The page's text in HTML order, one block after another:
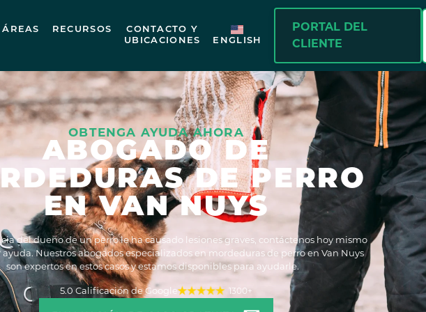
ÁREAS RECURSOS
CONTACTO Y
UBICACIONES
ENGLISH
PORTAL DEL
CLIENTE
OBTENGA AYUDA AHORA
ABOGADO DE
DE PERRO
EN VAN NUYS
del dueño de un perro le ha causado lesiones graves, contáctenos hoy mismo
Nuestros abogados especializados en mordeduras de perro en Van Nuys
son expertos en estos casos y estamos disponibles para ayudarle.
1300+
5.0 Calificación de Google